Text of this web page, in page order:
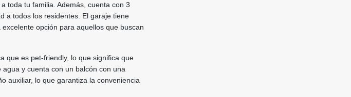
toda tu familia. Además, cuenta con 3
a todos los residentes. El garaje tiene
opción para aquellos que buscan
que es pet-friendly, lo que significa que
y cuenta con un balcón con una
auxiliar, lo que garantiza la conveniencia